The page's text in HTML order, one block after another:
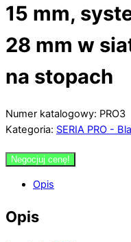
15 mm,
28 mm w
na stopach
Numer katalogowy: PRO3
Kategoria: SERIA PRO -
Negocjuj cenę!
Opis
Opis